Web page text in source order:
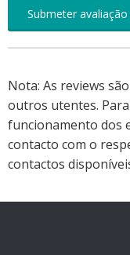
Nota: As reviews
outros utentes.
funcionamento dos
contacto com o
contactos